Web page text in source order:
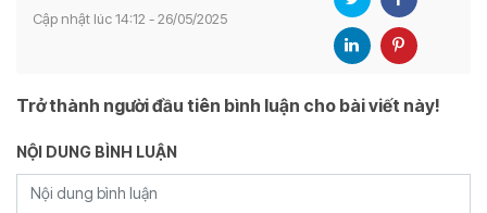
Cập nhật lúc 14:12 - 26/05/2025
Trở thành người đầu tiên bình luận cho bài viết này!
NỘI DUNG BÌNH LUẬN